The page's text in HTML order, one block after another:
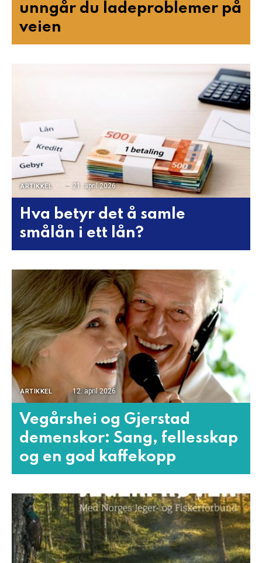
unngår du ladeproblemer på
veien
ARTIKKEL 21. april 2026
Hva betyr det å samle
smålån i ett lån?
ARTIKKEL 12. april 2026
Vegårshei og Gjerstad
demenskor: Sang, fellesskap
og en god kaffekopp